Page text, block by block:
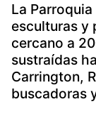
La
esculturas y
cercano a
sustraídas
Carrington,
buscadoras